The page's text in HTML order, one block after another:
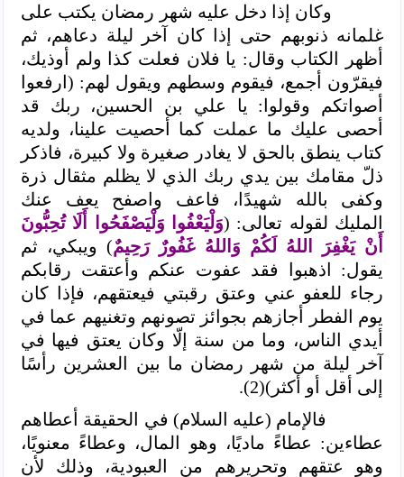
وكان إذا دخل عليه شهر رمضان يكتب على
غلمانه ذنوبهم حتى إذا كان آخر ليلة دعاهم، ثم
أظهر الكتاب وقال: يا فلان فعلت كذا ولم أوذيك،
فيقرّون أجمع، فيقوم وسطهم ويقول لهم: (ارفعوا
أصواتكم وقولوا: يا علي بن الحسين، ربك قد
أحصى عليك ما عملت كما أحصيت علينا، ولديه
كتاب ينطق بالحق لا يغادر صغيرة ولا كبيرة، فاذكر
ذلّ مقامك بين يدي ربك الذي لا يظلم مثقال ذرة
وكفى بالله شهيدًا، فاعف واصفح يعف عنك
المليك لقوله تعالى: (وَلْيَعْفُوا وَلْيَصْفَحُوا أَلَا تُحِبُّونَ
أَنْ يَغْفِرَ اللهُ لَكُمْ وَاللهُ غَفُورٌ رَحِيمٌ) ويبكي، ثم
يقول: اذهبوا فقد عفوت عنكم وأعتقت رقابكم
رجاء للعفو عني وعتق رقبتي فيعتقهم، فإذا كان
يوم الفطر أجازهم بجوائز تصونهم وتغنيهم عما في
أيدي الناس، وما من سنة إلّا وكان يعتق فيها في
آخر ليلة من شهر رمضان ما بين العشرين رأسًا
إلى أقل أو أكثر)(2).
فالإمام (عليه السلام) في الحقيقة أعطاهم
عطاءين: عطاءً ماديًا، وهو المال، وعطاءً معنويًا،
وهو عتقهم وتحريرهم من العبودية، وذلك لأن